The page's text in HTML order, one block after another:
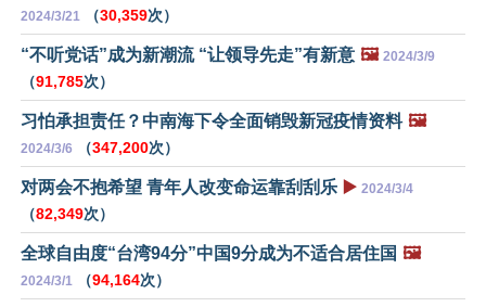
2024/3/21 （30,359次）
“不听党话”成为新潮流 “让领导先走”有新意 🖼️ 2024/3/9
（91,785次）
习怕承担责任？中南海下令全面销毁新冠疫情资料 🖼️
2024/3/6 （347,200次）
对两会不抱希望 青年人改变命运靠刮刮乐 ▶️ 2024/3/4
（82,349次）
全球自由度“台湾94分”中国9分成为不适合居住国 🖼️
2024/3/1 （94,164次）